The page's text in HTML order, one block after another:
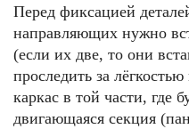
Перед фиксацией
направляющих нужно
(если их две, то они
проследить за
каркас в той части, где
двигающаяся секция